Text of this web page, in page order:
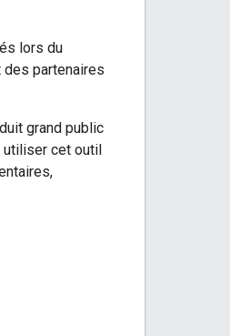
lors du
partenaires
grand public
utiliser cet outil